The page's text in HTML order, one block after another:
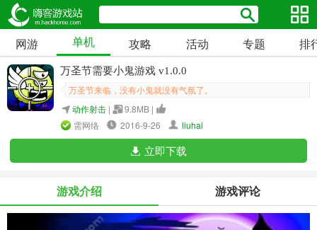
网游 单机 攻略 活动 专题 排
万圣节需要小鬼游戏 v1.0.0
万圣节来临，没有小鬼就没有气氛了。
动作射击 |
9.8MB |
需网络
2016-9-26 liuhai
立即下载
游戏介绍 游戏评论